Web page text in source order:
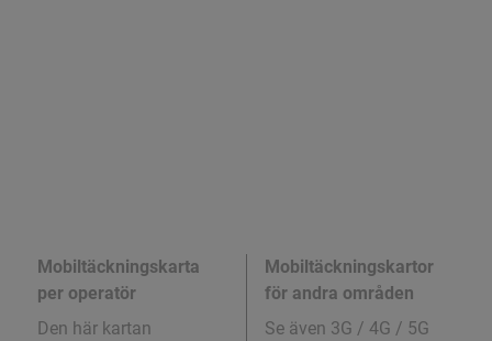
Mobiltäckningskarta
per operatör
Den här kartan
Mobiltäckningskartor
för andra områden
Se även 3G / 4G / 5G